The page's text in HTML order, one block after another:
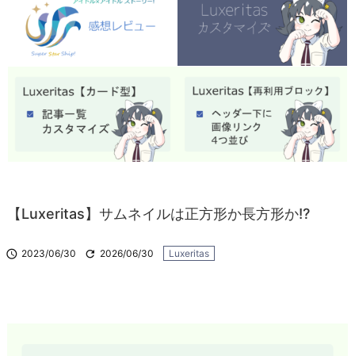

検索
【Luxeritas】サムネイルは正方形か長方形か!?
 2023/06/30  2026/06/30 Luxeritas